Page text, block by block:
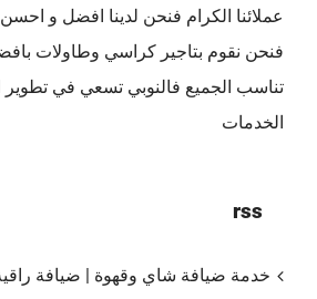
عملائنا الكرام فنحن لدينا افضل و
فنحن نقوم بتاجير كراسي وطاولات
تناسب الجميع فالنوبي تسعي في
الخدمات
rss
خدمة ضيافة شاي وقهوة | ضيافة